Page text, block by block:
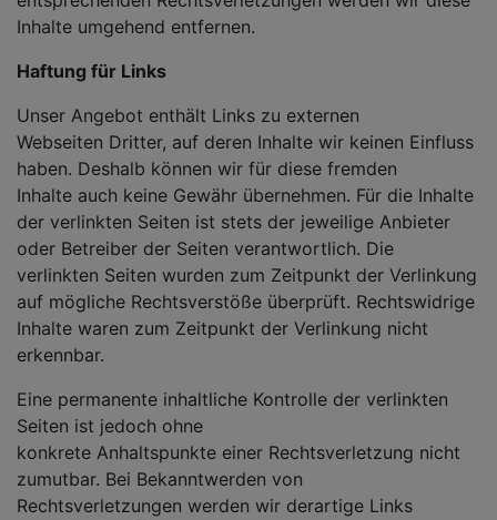
Inhalte umgehend entfernen.
Haftung für Links
Unser Angebot enthält Links zu externen
Webseiten Dritter, auf deren Inhalte wir keinen Einfluss
haben. Deshalb können wir für diese fremden
Inhalte auch keine Gewähr übernehmen. Für die Inhalte
der verlinkten Seiten ist stets der jeweilige Anbieter
oder Betreiber der Seiten verantwortlich. Die
verlinkten Seiten wurden zum Zeitpunkt der Verlinkung
auf mögliche Rechtsverstöße überprüft. Rechtswidrige
Inhalte waren zum Zeitpunkt der Verlinkung nicht
erkennbar.
Eine permanente inhaltliche Kontrolle der verlinkten
Seiten ist jedoch ohne
konkrete Anhaltspunkte einer Rechtsverletzung nicht
zumutbar. Bei Bekanntwerden von
Rechtsverletzungen werden wir derartige Links